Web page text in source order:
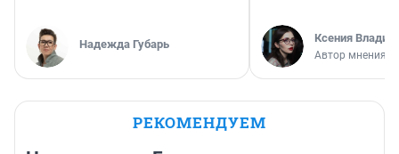
Надежда Губарь Ксения
Автор мнения
РЕКОМЕНДУЕМ